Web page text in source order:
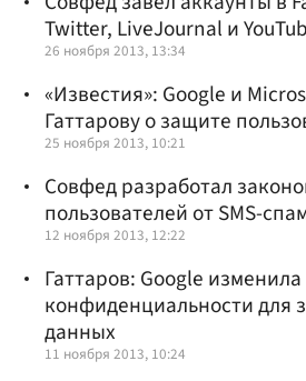
Twitter, LiveJournal и
26 ноября 2013, 13:34
«Известия»: Google и
Гаттарову о защите
25 ноября 2013, 10:21
Совфед разработал
пользователей от SMS-
12 ноября 2013, 12:22
Гаттаров: Google
конфиденциальности для
данных
11 ноября 2013, 10:24